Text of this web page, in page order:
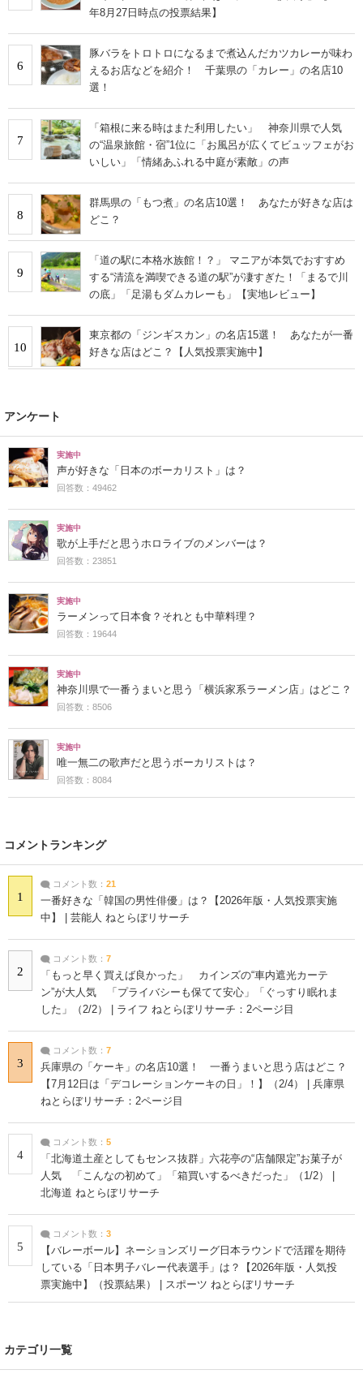
年8月27日時点の投票結果】
6
豚バラをトロトロになるまで煮込んだカツカレーが味わ
えるお店などを紹介！ 千葉県の「カレー」の名店10
選！
7
「箱根に来る時はまた利用したい」 神奈川県で人気
の“温泉旅館・宿”1位に「お風呂が広くてビュッフェがお
いしい」「情緒あふれる中庭が素敵」の声
8
群馬県の「もつ煮」の名店10選！ あなたが好きな店は
どこ？
9
「道の駅に本格水族館！？」 マニアが本気でおすすめ
する“清流を満喫できる道の駅”が凄すぎた！「まるで川
の底」「足湯もダムカレーも」【実地レビュー】
10
東京都の「ジンギスカン」の名店15選！ あなたが一番
好きな店はどこ？【人気投票実施中】
アンケート
実施中
声が好きな「日本のボーカリスト」は？
回答数：49462
実施中
歌が上手だと思うホロライブのメンバーは？
回答数：23851
実施中
ラーメンって日本食？それとも中華料理？
回答数：19644
実施中
神奈川県で一番うまいと思う「横浜家系ラーメン店」はどこ？
回答数：8506
実施中
唯一無二の歌声だと思うボーカリストは？
回答数：8084
コメントランキング
1
コメント数： 21
一番好きな「韓国の男性俳優」は？【2026年版・人気投票実施
中】 | 芸能人 ねとらぼリサーチ
2
コメント数： 7
「もっと早く買えば良かった」 カインズの“車内遮光カーテ
ン”が大人気 「プライバシーも保てて安心」「ぐっすり眠れま
した」（2/2） | ライフ ねとらぼリサーチ：2ページ目
3
コメント数： 7
兵庫県の「ケーキ」の名店10選！ 一番うまいと思う店はどこ？
【7月12日は「デコレーションケーキの日」！】（2/4） | 兵庫県
ねとらぼリサーチ：2ページ目
4
コメント数： 5
「北海道土産としてもセンス抜群」六花亭の“店舗限定”お菓子が
人気 「こんなの初めて」「箱買いするべきだった」（1/2） |
北海道 ねとらぼリサーチ
5
コメント数： 3
【バレーボール】ネーションズリーグ日本ラウンドで活躍を期待
している「日本男子バレー代表選手」は？【2026年版・人気投
票実施中】（投票結果） | スポーツ ねとらぼリサーチ
カテゴリ一覧